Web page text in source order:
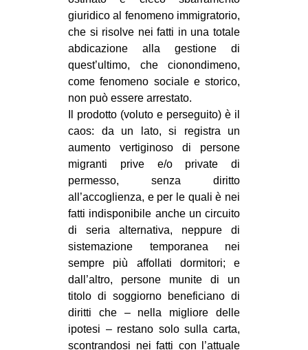
giuridico al fenomeno immigratorio,
che si risolve nei fatti in una totale
abdicazione alla gestione di
quest’ultimo, che cionondimeno,
come fenomeno sociale e storico,
non può essere arrestato.
Il prodotto (voluto e perseguito) è il
caos: da un lato, si registra un
aumento vertiginoso di persone
migranti prive e/o private di
permesso, senza diritto
all’accoglienza, e per le quali è nei
fatti indisponibile anche un circuito
di seria alternativa, neppure di
sistemazione temporanea nei
sempre più affollati dormitori; e
dall’altro, persone munite di un
titolo di soggiorno beneficiano di
diritti che – nella migliore delle
ipotesi – restano solo sulla carta,
scontrandosi nei fatti con l’attuale